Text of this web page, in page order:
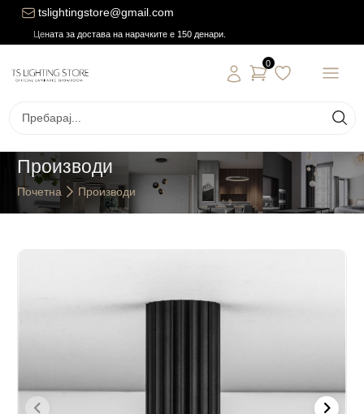
tslightingstore@gmail.com
Цената за достава на нарачките е 150 денари.
0
Производи
Почетна Производи